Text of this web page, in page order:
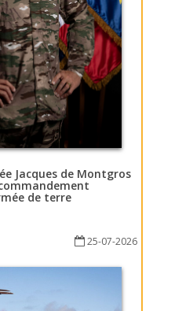
Jacques de Montgros
de terre
25-07-2026